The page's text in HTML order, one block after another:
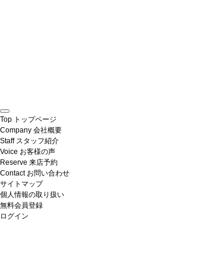
Top トップページ
Company 会社概要
Staff スタッフ紹介
Voice お客様の声
Reserve 来店予約
Contact お問い合わせ
サイトマップ
個人情報の取り扱い
無料会員登録
ログイン